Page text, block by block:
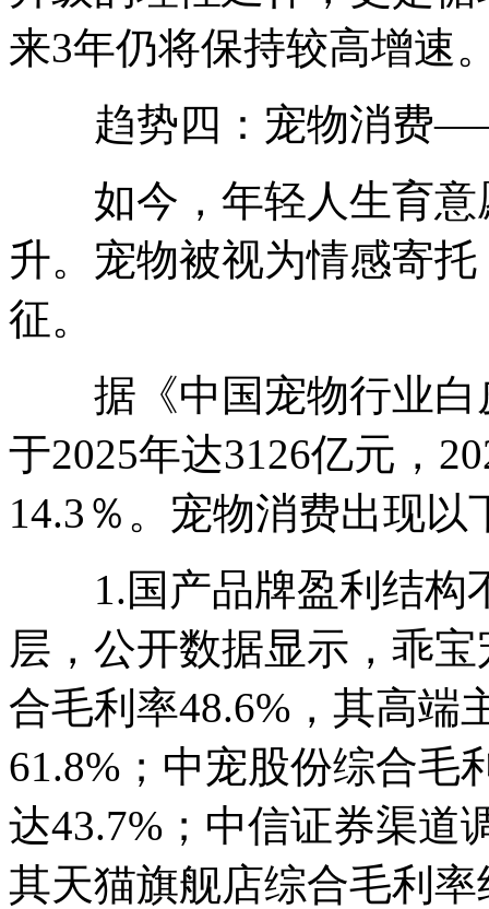
来3年仍将保持较高增速
趋势四：宠物消费——
如今，年轻人生育意
升。宠物被视为情感寄
征。
据《中国宠物行业白
于2025年达3126亿元，
14.3％。宠物消费出现以
1.国产品牌盈利结构
层，公开数据显示，乖
合毛利率48.6%，其高端
61.8%；中宠股份综合毛
达43.7%；中信证券渠道
其天猫旗舰店综合毛利率